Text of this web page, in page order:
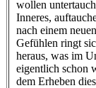
wollen
Inneres,
nach einem
Gefühlen ringt
heraus, was im
eigentlich schon
dem Erheben